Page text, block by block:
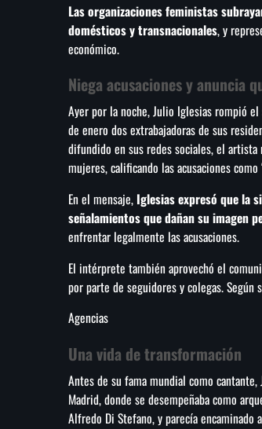
Las organizaciones feministas
domésticos y transnacionales, y
económico.
Niega acusaciones y anuncia
Ayer por la noche, Julio Iglesias rompió
de enero dos extrabajadoras de sus
difundido en sus redes sociales, el
mujeres, calificando las acusaciones
En el mensaje, Iglesias expresó que la
señalamientos que dañan su imagen
enfrentar legalmente las acusaciones.
El intérprete también aprovechó el
por parte de seguidores y colegas. Según
Agencias
Una vida de transformación
Antes de su fama mundial como
Madrid, donde se desempeñaba como
Alfredo Di Stefano, y parecía encaminado